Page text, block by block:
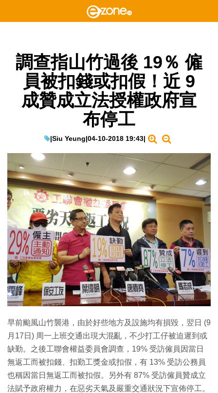
調查指山竹過後 19％ 僱
員被扣錢或扣假！近 9
成贊成立法授權政府宣
布停工
|Siu Yeung|04-10-2018 19:43|
早前颱風山竹襲港，由於好些地方及設施均有損毀，翌日 (9
月17日) 周一上班交通出現大混亂，不少打工仔被迫遲到或
缺勤。之後工聯會權益委員會調查，19% 受訪僱員因當日
無返工而被扣錢、扣勤工獎金或扣假，有 13% 受訪公務員
也稱因當日無返工而被扣假。另外有 87% 受訪僱員贊成立
法賦予政府權力，在惡劣天氣及嚴重交通狀況下宣佈停工。